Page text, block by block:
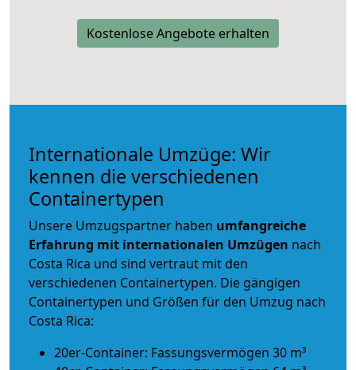
Kostenlose Angebote erhalten
Internationale Umzüge: Wir
kennen die verschiedenen
Containertypen
Unsere Umzugspartner haben umfangreiche
Erfahrung mit internationalen Umzügen nach
Costa Rica und sind vertraut mit den
verschiedenen Containertypen. Die gängigen
Containertypen und Größen für den Umzug nach
Costa Rica:
20er-Container: Fassungsvermögen 30 m³